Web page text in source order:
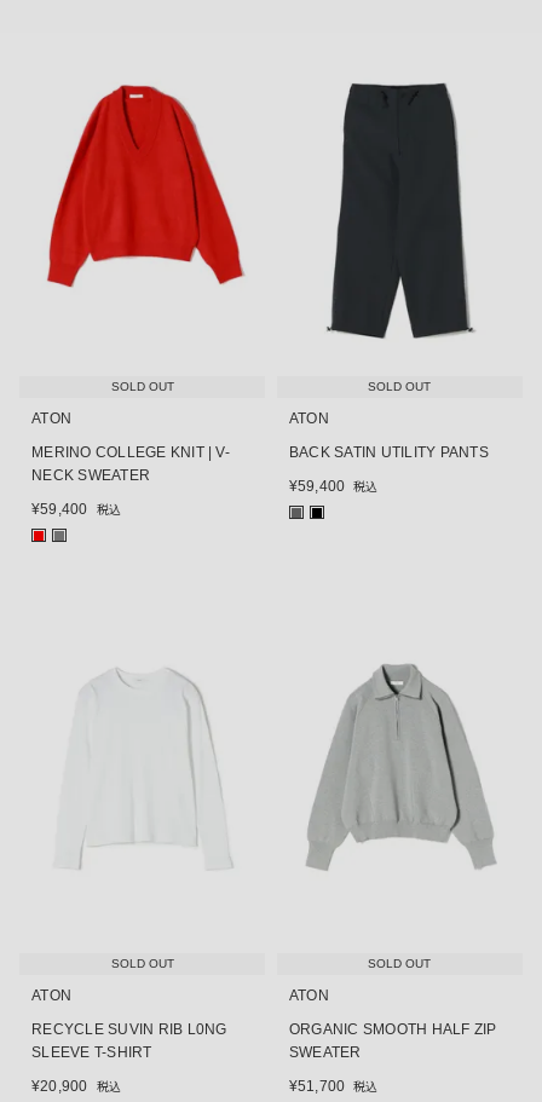
SOLD OUT
ATON
MERINO COLLEGE KNIT | V-
NECK SWEATER
¥59,400 税込
■ ■
SOLD OUT
ATON
BACK SATIN UTILITY PANTS
¥59,400 税込
■ ■
SOLD OUT
ATON
RECYCLE SUVIN RIB L0NG
SLEEVE T-SHIRT
¥20,900 税込
SOLD OUT
ATON
ORGANIC SMOOTH HALF ZIP
SWEATER
¥51,700 税込